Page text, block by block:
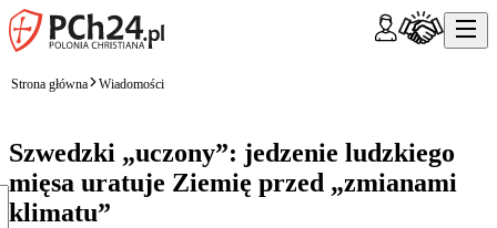
Strona główna Wiadomości
Szwedzki „uczony”: jedzenie ludzkiego
mięsa uratuje Ziemię przed „zmianami
klimatu”